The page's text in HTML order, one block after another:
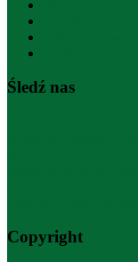
Śledź nas
Copyright